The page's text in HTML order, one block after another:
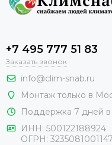
+7 495 777 51 83
Заказать звонок
info@clim-snab.ru
Монтаж только в
Поддержка 7 дней
ИНН: 500122188924
ОГРН: